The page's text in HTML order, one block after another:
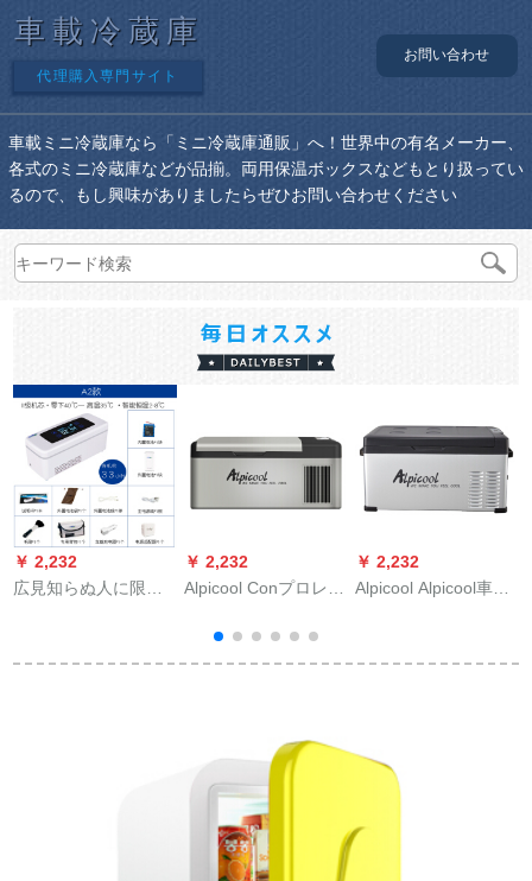
車載冷蔵庫
代理購入専門サイト
お問い合わせ
車載ミニ冷蔵庫なら「ミニ冷蔵庫通販」へ！世界中の有名メーカー、
各式のミニ冷蔵庫などが品揃。両用保温ボックスなどもとり扱ってい
るので、もし興味がありましたらぜひお問い合わせください
￥ 2,232
広見知らぬ人に限定
の便利式冷凍恒温ミ
￥ 2,232
Alpicool Conプロレー
ット車家兼用リッチ
ウイオン電池航続冷
15 L車家兼用コープ
レット冷凍倉庫15 L
￥ 2,232
Alpicool Alpicool車載
12 V 24 Vコープレス